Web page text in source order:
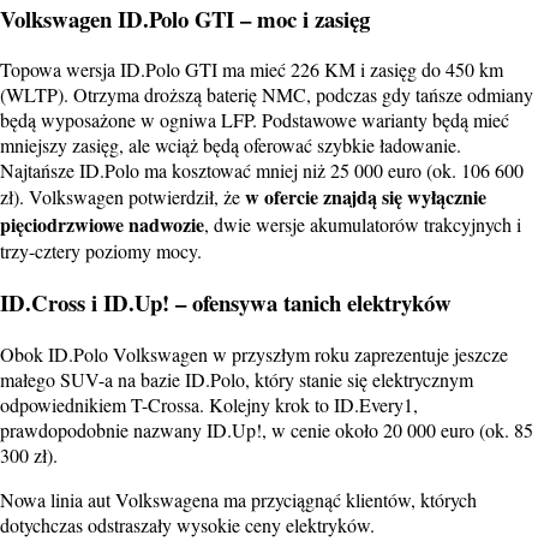
Volkswagen ID.Polo GTI – moc i zasięg
Topowa wersja ID.Polo GTI ma mieć 226 KM i zasięg do 450 km
(WLTP). Otrzyma droższą baterię NMC, podczas gdy tańsze odmiany
będą wyposażone w ogniwa LFP. Podstawowe warianty będą mieć
mniejszy zasięg, ale wciąż będą oferować szybkie ładowanie.
Najtańsze ID.Polo ma kosztować mniej niż 25 000 euro (ok. 106 600
zł). Volkswagen potwierdził, żew ofercie znajdą się wyłącznie
pięciodrzwiowe nadwozie, dwie wersje akumulatorów trakcyjnych i
trzy-cztery poziomy mocy.
ID.Cross i ID.Up! – ofensywa tanich elektryków
Obok ID.Polo Volkswagen w przyszłym roku zaprezentuje jeszcze
małego SUV-a na bazie ID.Polo, który stanie się elektrycznym
odpowiednikiem T-Crossa. Kolejny krok to ID.Every1,
prawdopodobnie nazwany ID.Up!, w cenie około 20 000 euro (ok. 85
300 zł).
Nowa linia aut Volkswagena ma przyciągnąć klientów, których
dotychczas odstraszały wysokie ceny elektryków.